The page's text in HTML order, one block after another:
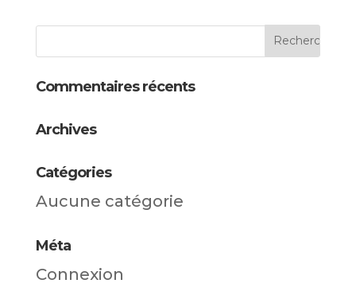
Commentaires récents
Archives
Catégories
Aucune catégorie
Méta
Connexion